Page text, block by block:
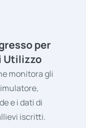
per
Utilizzo
monitora gli
e i dati di
iscritti.